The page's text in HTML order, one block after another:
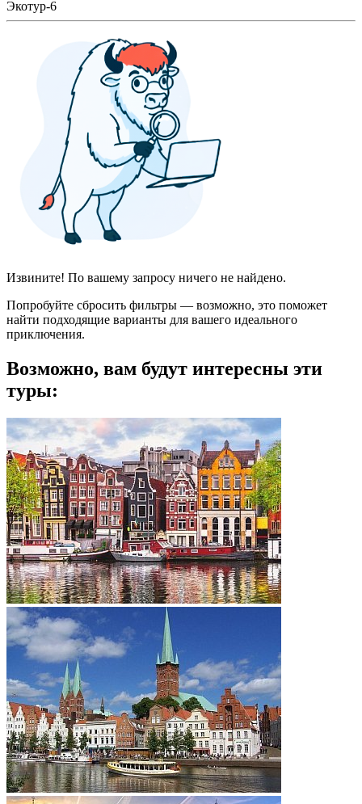
Экотур-6
Извините! По вашему запросу ничего не найдено.
Попробуйте сбросить фильтры — возможно, это поможет
найти подходящие варианты для вашего идеального
приключения.
Возможно, вам будут интересны эти
туры: